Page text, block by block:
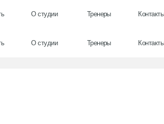
О студии Тренеры Контакты
О студии Тренеры Контакты